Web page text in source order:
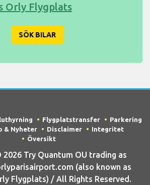
Orly Flygplats
SÖK BILAR
Flygplatstransfer
Parkering
& Nyheter Disclaimer
Integritet
Översikt
2026 Try Quantum OU trading as
(also known as
Flygplats) / All Rights Reserved.